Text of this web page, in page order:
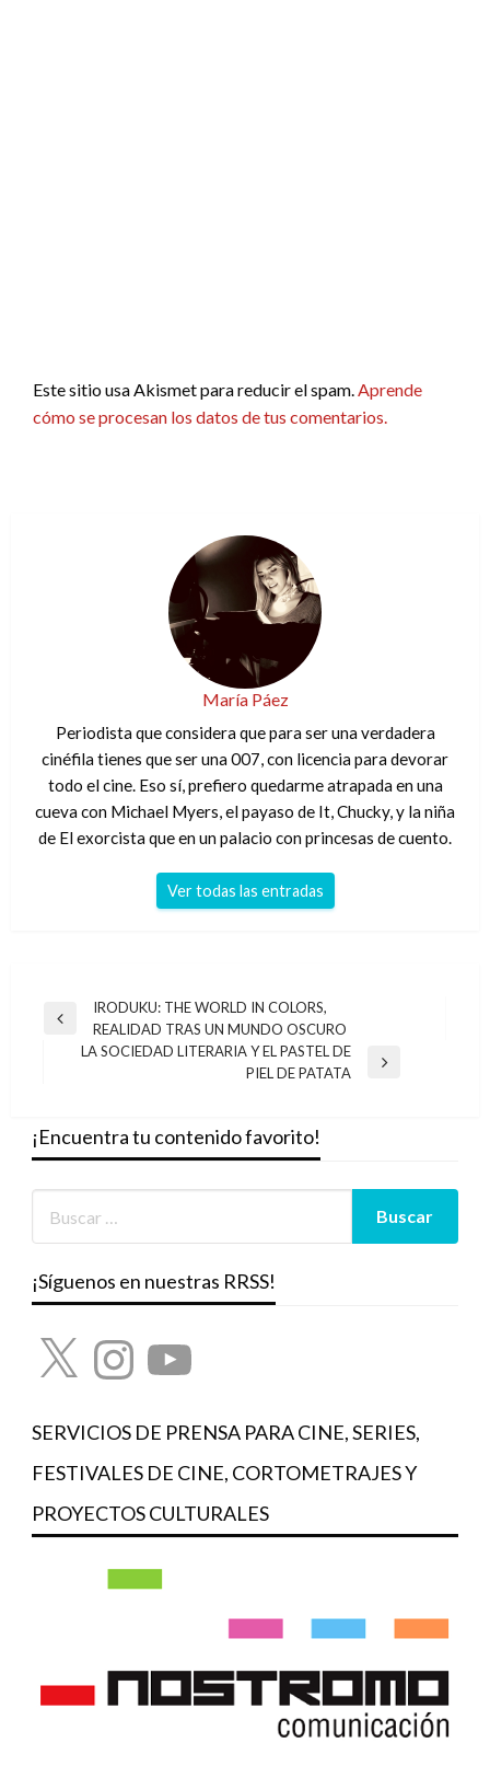
Este sitio usa Akismet para reducir el spam.Aprende
cómo se procesan los datos de tus comentarios.
María Páez
Periodista que considera que para ser una verdadera
cinéfila tienes que ser una 007, con licencia para devorar
todo el cine. Eso sí, prefiero quedarme atrapada en una
cueva con Michael Myers, el payaso de It, Chucky, y la niña
de El exorcista que en un palacio con princesas de cuento.
Ver todas las entradas
Navegación
Entrada
anterior
IRODUKU: THE WORLD IN COLORS,
REALIDAD TRAS UN MUNDO OSCURO
LA SOCIEDAD LITERARIA Y EL PASTEL DE
PIEL DE PATATA
¡Encuentra tu contenido favorito!
¡Síguenos en nuestras RRSS!
X InstagramYouTube
SERVICIOS DE PRENSA PARA CINE, SERIES,
FESTIVALES DE CINE, CORTOMETRAJES Y
PROYECTOS CULTURALES